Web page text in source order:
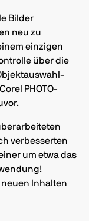
Bilder
neu zu
einzigen
über die
PHOTO-
verbesserten
um etwa das
Inhalten